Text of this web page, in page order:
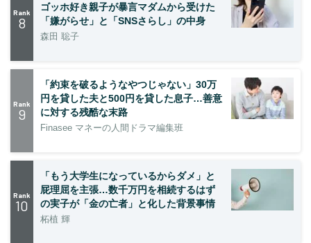
Rank
8
ゴッホ好き親子が暴言マダムから受けた
「嫌がらせ」と「SNSさらし」の中身
森田 聡子
Rank
9
「約束を破るようなやつじゃない」30万
円を貸した夫と500円を貸した息子…善意
に対する残酷な末路
Finasee マネーの人間ドラマ編集班
Rank
10
「もう大学生になっているからダメ」と
屁理屈を主張…数千万円を相続するはず
の実子が「金の亡者」と化した背景事情
柘植 輝